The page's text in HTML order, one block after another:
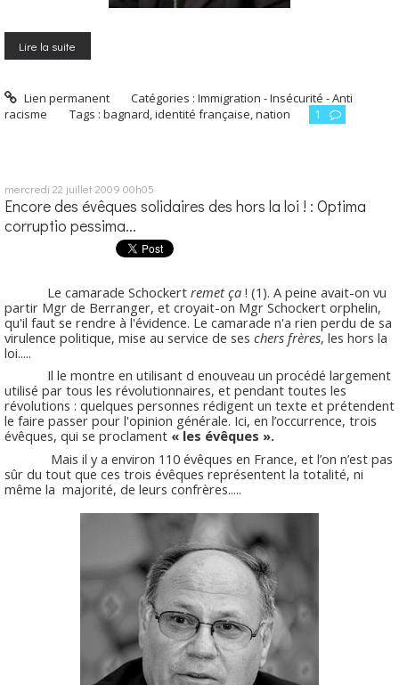
Lire la suite
Lien permanent Catégories :Immigration - Insécurité - Anti
racisme
Tags : bagnard,identité française,nation 1
mercredi 22 juillet 2009 00h05
Encore des évêques solidaires des hors la loi ! : Optima
corruptio pessima...
Le camarade Schockert remet ça ! (1). A peine avait-on vu
partir Mgr de Berranger, et croyait-on Mgr Schockert orphelin,
qu'il faut se rendre à l'évidence. Le camarade n'a rien perdu de sa
virulence politique, mise au service de ses chers frères, les hors la
loi.....
Il le montre en utilisant d enouveau un procédé largement
utilisé par tous les révolutionnaires, et pendant toutes les
révolutions : quelques personnes rédigent un texte et prétendent
le faire passer pour l'opinion générale. Ici, en l’occurrence, trois
évêques, qui se proclament « les évêques ».
Mais il y a environ 110 évêques en France, et l’on n’est pas
sûr du tout que ces trois évêques représentent la totalité, ni
même la majorité, de leurs confrères.....